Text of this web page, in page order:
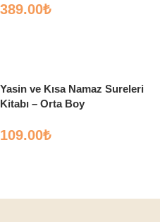
389.00₺
Yasin ve Kısa Namaz Sureleri
Kitabı – Orta Boy
109.00₺